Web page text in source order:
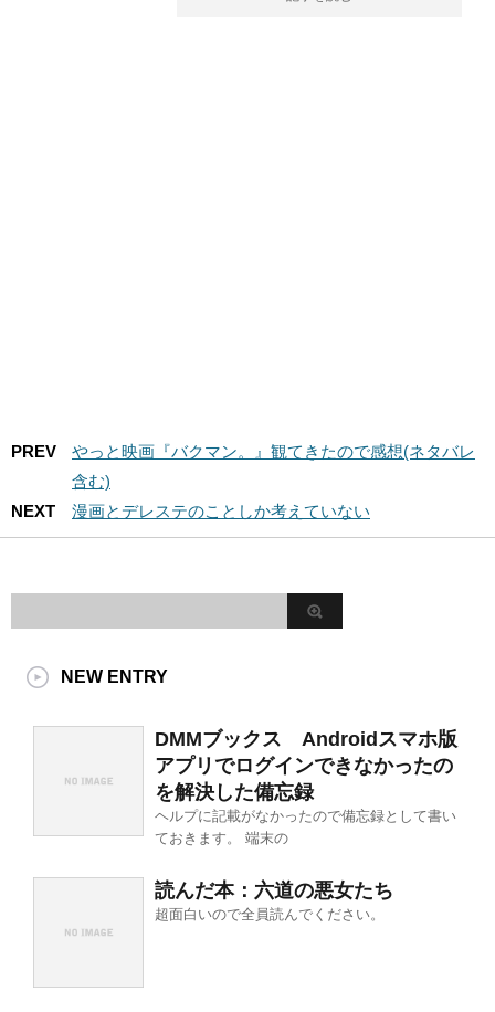
PREV
やっと映画『バクマン。』観てきたので感想(ネタバレ
含む)
NEXT
漫画とデレステのことしか考えていない
NEW ENTRY
DMMブックス Androidスマホ版
アプリでログインできなかったの
を解決した備忘録
ヘルプに記載がなかったので備忘録として書い
ておきます。 端末の
読んだ本：六道の悪女たち
超面白いので全員読んでください。